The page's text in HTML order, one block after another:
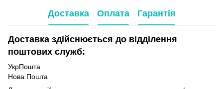
Доставка Оплата Гарантія
Доставка здійснюється до відділення
поштових служб:
УкрПошта
Нова Пошта